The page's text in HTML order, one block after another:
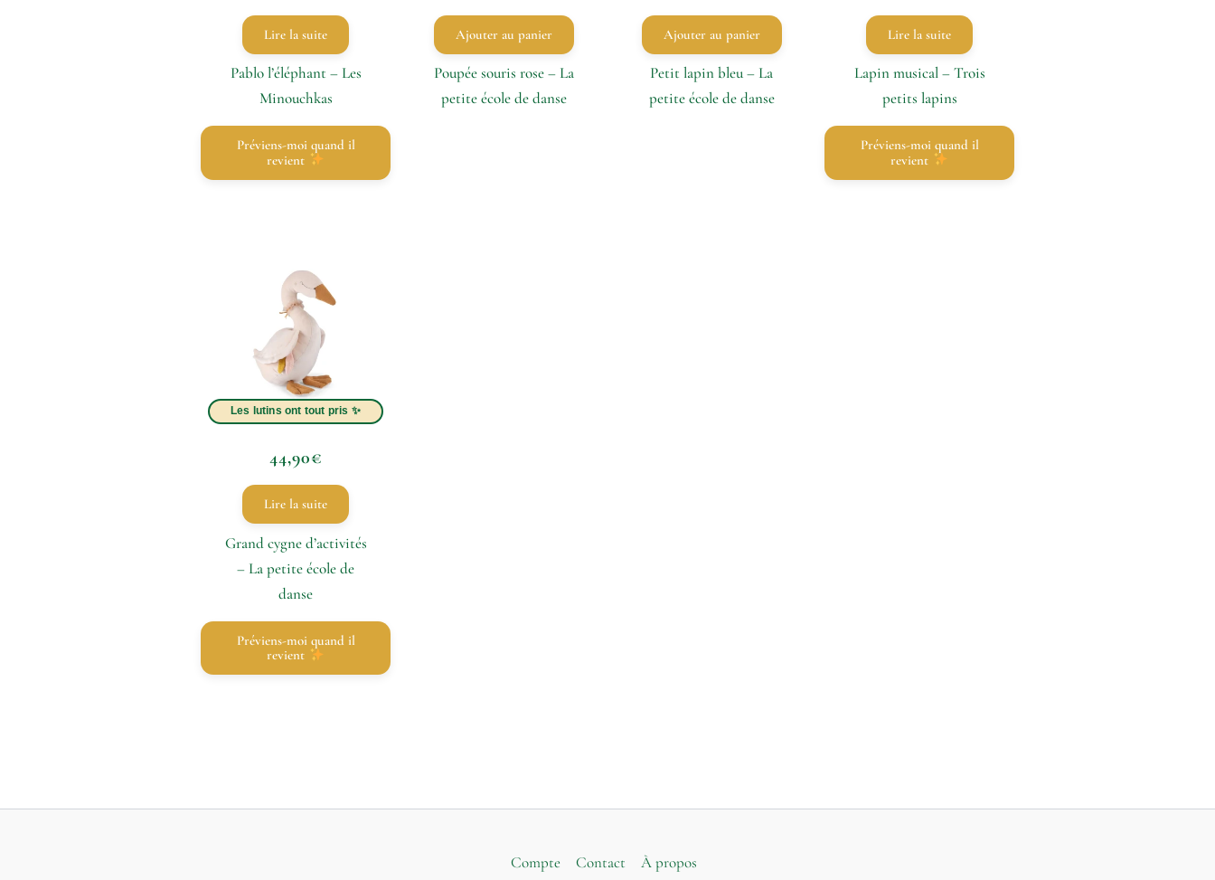
Lire la suite
Pablo l’éléphant – Les
Minouchkas
Préviens-moi quand il
revient
Ajouter au panier
Poupée souris rose – La
petite école de danse
Ajouter au panier
Petit lapin bleu – La
petite école de danse
Lire la suite
Lapin musical – Trois
petits lapins
Préviens-moi quand il
revient
44,90€
Lire la suite
Grand cygne d’activités
– La petite école de
danse
Préviens-moi quand il
revient
Compte Contact
À propos